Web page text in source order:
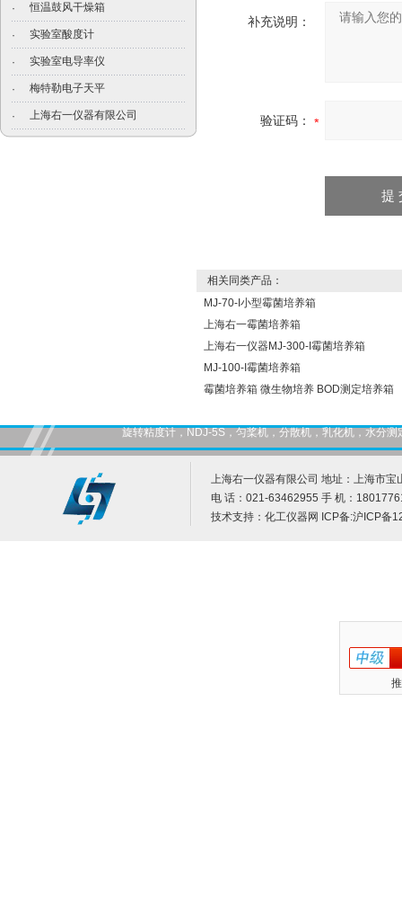
· 恒温鼓风干燥箱
· 实验室酸度计
· 实验室电导率仪
· 梅特勒电子天平
· 上海右一仪器有限公司
补充说明：
验证码：
相关同类产品：
MJ-70-I小型霉菌培养箱
上海右一霉菌培养箱
上海右一仪器MJ-300-I霉菌培养箱
MJ-100-I霉菌培养箱
霉菌培养箱 微生物培养 BOD测定培养箱
旋转粘度计，NDJ-5S，匀桨机，分散机，乳化机，水分
上海右一仪器有限公司 地址：上海市宝
电 话：021-63462955 手 机：
技术支持： 化工仪器网 ICP备:沪ICP备